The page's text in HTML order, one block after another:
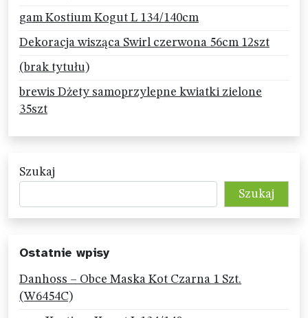
gam Kostium Kogut L 134/140cm
Dekoracja wisząca Swirl czerwona 56cm 12szt
(brak tytułu)
brewis Dżety samoprzylepne kwiatki zielone
35szt
Szukaj
Szukaj
Ostatnie wpisy
Danhoss – Obce Maska Kot Czarna 1 Szt.
(W6454C)